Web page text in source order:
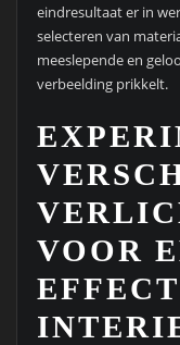
eindresultaat er in
selecteren van
meeslepende en
verbeelding prikkelt.
VOOR